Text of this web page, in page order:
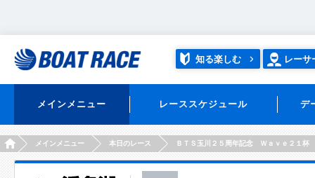
知る楽しむ レーサ
メインメニュー レーススケジュール デ
HOMEメインメニュー 本日のレース ＢＴＳ玉川２５周年記念 Ｗａｖｅ２１杯